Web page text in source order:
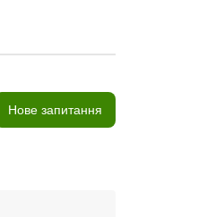
Нове запитання